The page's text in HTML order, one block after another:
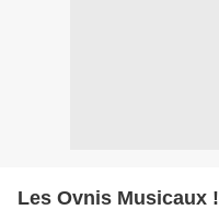
Les Ovnis Musicaux !